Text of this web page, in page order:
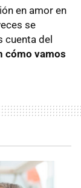
en amor en
se
cuenta del
cómo vamos